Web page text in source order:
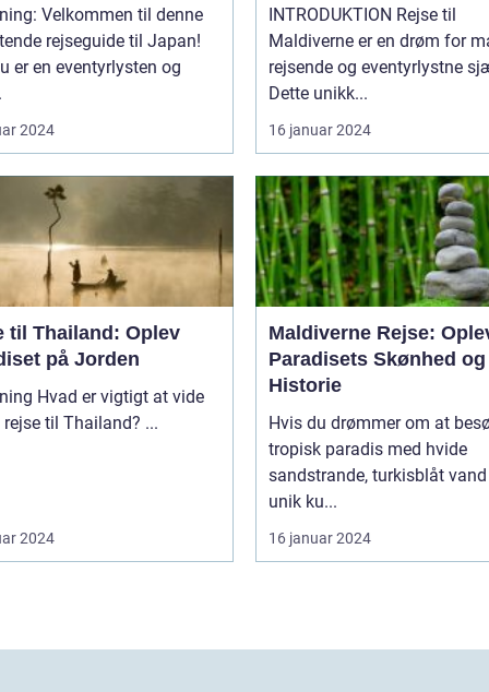
Velkommen til denne
rejseguide til Japan!
er en eventyrlysten og
2024
INTRODUKTION Rejse til
Maldiverne er en drøm for
rejsende og eventyrlystne
Dette unikk...
16 januar 2024
til Thailand: Oplev
på Jorden
at vide
om en rejse til Thailand? ...
2024
Maldiverne Rejse:
Paradisets Skønhed og
Historie
Hvis du drømmer om at
tropisk paradis med hvide
sandstrande, turkisblåt
unik ku...
16 januar 2024